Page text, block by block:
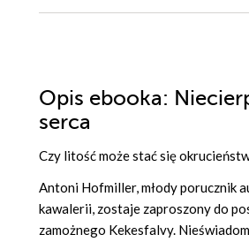
Opis ebooka:
serca
Czy litość może stać się
Antoni Hofmiller, młody porucznik
kawalerii, zostaje zaproszony do
zamożnego Kekesfalvy.